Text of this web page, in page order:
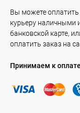
Вы можете оплатить
курьеру наличными
банковской карте,
оплатить заказ на
Принимаем к оплате